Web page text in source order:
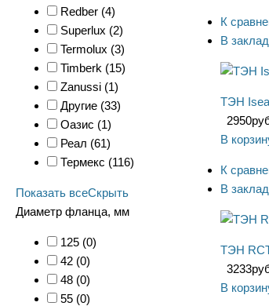
Redber (4)
Superlux (2)
Termolux (3)
Timberk (15)
Zanussi (1)
Другие (33)
Оазис (1)
Реал (61)
Термекс (116)
Показать всеСкрыть
Диаметр фланца, мм
125 (0)
42 (0)
48 (0)
55 (0)
К
В
ТЭН Isea
2950
В
К
В
ТЭН
3233
В